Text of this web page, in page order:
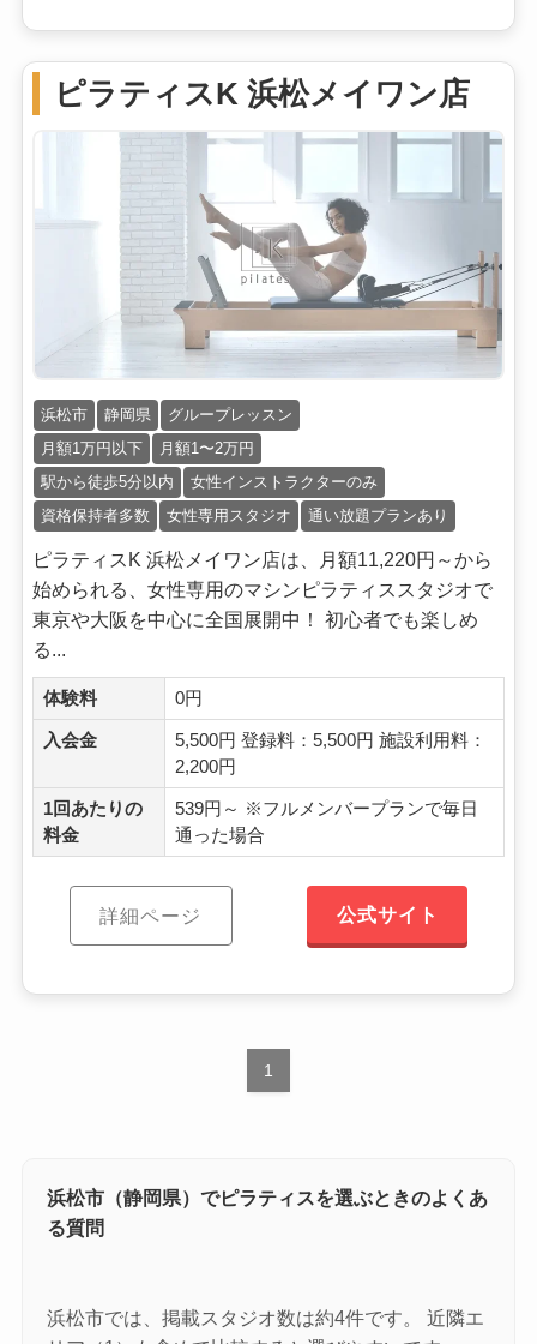
ピラティスK 浜松メイワン店
浜松市 静岡県
グループレッスン
月額1万円以下
月額1〜2万円
駅から徒歩5分以内
女性インストラクターのみ
資格保持者多数
女性専用スタジオ 通い放題プランあり
ピラティスK 浜松メイワン店は、月額11,220円～から
始められる、女性専用のマシンピラティススタジオで
東京や大阪を中心に全国展開中！ 初心者でも楽しめ
る...
体験料 0円
入会金
5,500円 登録料：5,500円 施設利用料：
2,200円
1回あたりの
料金
539円～ ※フルメンバープランで毎日
通った場合
詳細ページ 公式サイト
1
浜松市（静岡県）でピラティスを選ぶときのよくあ
る質問
浜松市では、掲載スタジオ数は約4件です。 近隣エ